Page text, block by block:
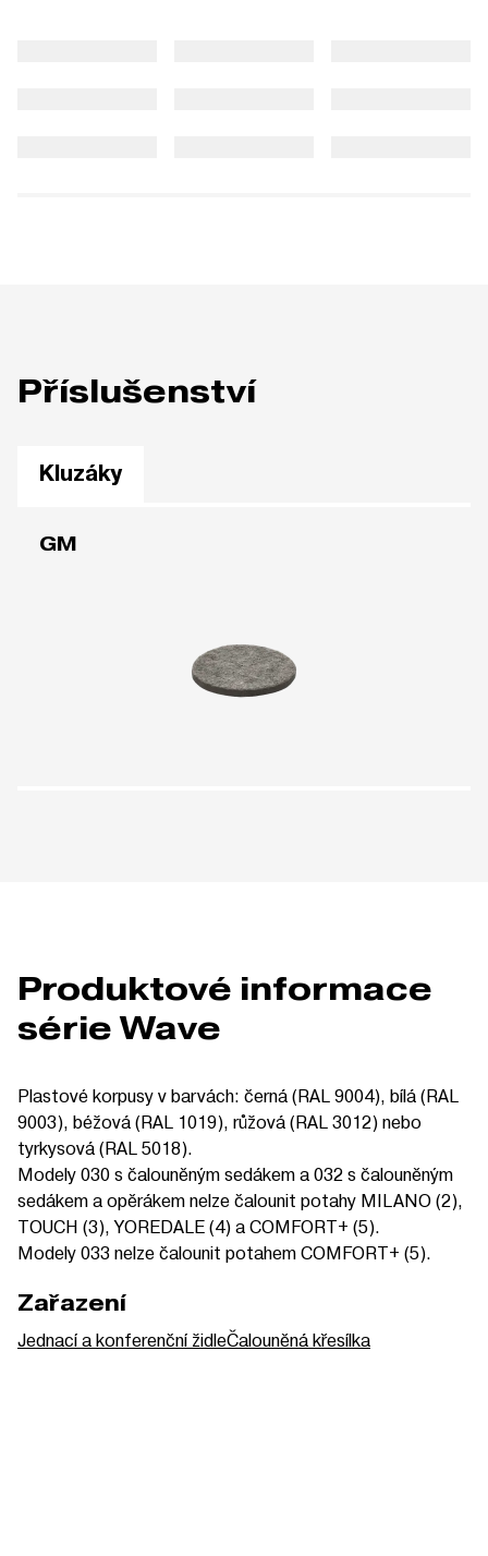
Příslušenství
Kluzáky
GM
Produktové informace
série Wave
Plastové korpusy v barvách: černá (RAL 9004), bílá (RAL
9003), béžová (RAL 1019), růžová (RAL 3012) nebo
tyrkysová (RAL 5018).
Modely 030 s čalouněným sedákem a 032 s čalouněným
sedákem a opěrákem nelze čalounit potahy MILANO (2),
TOUCH (3), YOREDALE (4) a COMFORT+ (5).
Modely 033 nelze čalounit potahem COMFORT+ (5).
Zařazení
Jednací a konferenční židleČalouněná křesílka